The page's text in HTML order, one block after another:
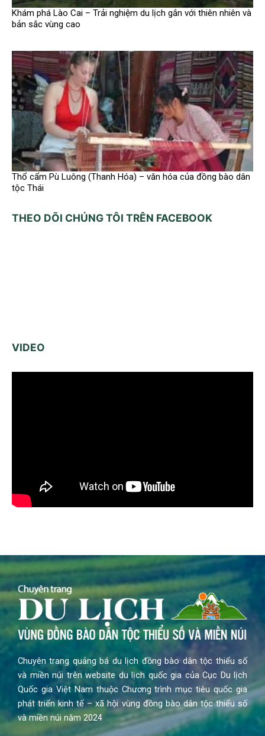
Khám phá Lào Cai – Trải nghiệm du lịch gắn với thiên nhiên và
bản sắc vùng cao
Thổ cẩm Pù Luông (Thanh Hóa) – văn hóa của đồng bào dân
tộc Thái
THEO DÕI CHÚNG TÔI TRÊN FACEBOOK
VIDEO
Chuyên trang quảng bá du lịch đồng bào dân tộc thiểu số
và miền núi trên website du lịch quốc gia của Cục Du lịch
Quốc gia Việt Nam thuộc Chương trình mục tiêu quốc gia
phát triển kinh tế – xã hội vùng đồng bào dân tộc thiểu số
và miền núi năm 2024